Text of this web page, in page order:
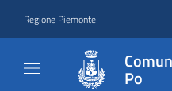
Regione Piemonte
Po